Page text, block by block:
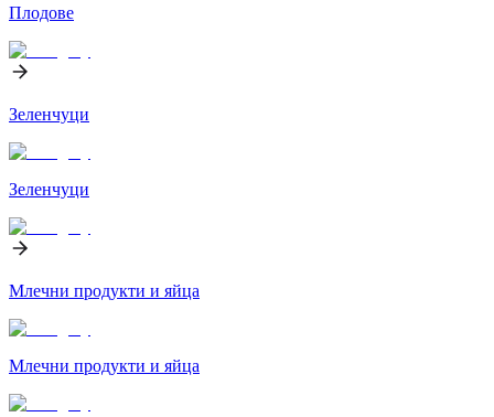
Плодове
Зеленчуци
Зеленчуци
Млечни продукти и яйца
Млечни продукти и яйца